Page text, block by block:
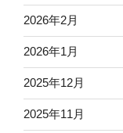
2026年2月
2026年1月
2025年12月
2025年11月